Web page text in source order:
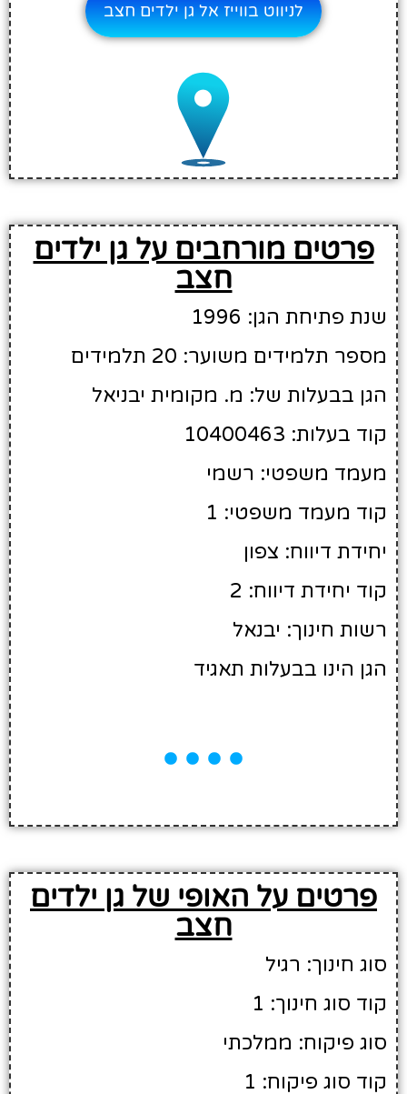
לניווט בווייז אל גן ילדים חצב
פרטים מורחבים על גן ילדים
חצב
שנת פתיחת הגן: 1996
מספר תלמידים משוער: 20 תלמידים
הגן בבעלות של: מ. מקומית יבניאל
קוד בעלות: 10400463
מעמד משפטי: רשמי
קוד מעמד משפטי: 1
יחידת דיווח: צפון
קוד יחידת דיווח: 2
רשות חינוך: יבנאל
הגן הינו בבעלות תאגיד
פרטים על האופי של גן ילדים
חצב
סוג חינוך: רגיל
קוד סוג חינוך: 1
סוג פיקוח: ממלכתי
קוד סוג פיקוח: 1